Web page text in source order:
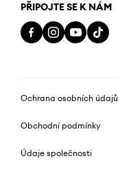
PŘIPOJTE SE K NÁM
Ochrana osobních údajů
Obchodní podmínky
Údaje společnosti